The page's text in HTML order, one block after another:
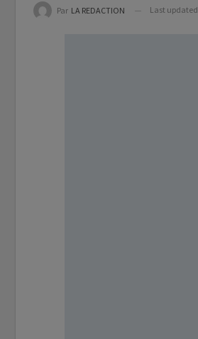
Par LA REDACTION Last updated